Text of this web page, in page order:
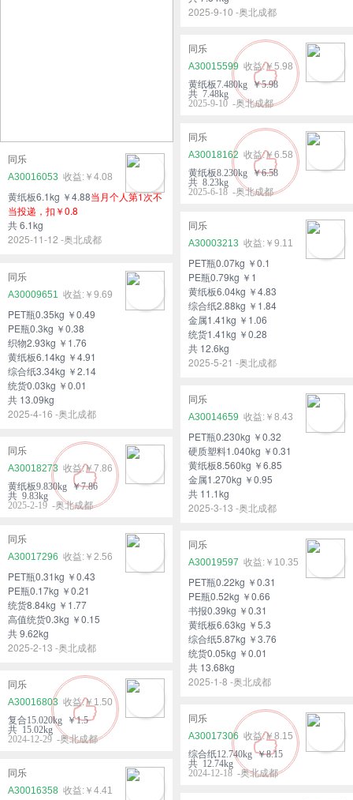
同乐
A30016053
￥4.08
黄纸板6.1kg ￥4.88当月个人第1次不
当投递，扣￥0.8
共 6.1kg
2025-11-12 -奥北成都
2025-9-10 -奥北成都
同乐
A30015599
￥5.98
黄纸板7.480kg ￥5.98
共 7.48kg
2025-9-10 -奥北成都
同乐
A30018162
￥6.58
黄纸板8.230kg ￥6.58
共 8.23kg
2025-6-18 -奥北成都
同乐
A30003213
￥9.11
PET瓶0.07kg ￥0.1
PE瓶0.79kg ￥1
黄纸板6.04kg ￥4.83
综合纸2.88kg ￥1.84
金属1.41kg ￥1.06
统货1.41kg ￥0.28
共 12.6kg
2025-5-21 -奥北成都
同乐
A30009651
￥9.69
PET瓶0.35kg ￥0.49
PE瓶0.3kg ￥0.38
织物2.93kg ￥1.76
黄纸板6.14kg ￥4.91
综合纸3.34kg ￥2.14
统货0.03kg ￥0.01
共 13.09kg
2025-4-16 -奥北成都
同乐
A30014659
￥8.43
PET瓶0.230kg ￥0.32
硬质塑料1.040kg ￥0.31
黄纸板8.560kg ￥6.85
金属1.270kg ￥0.95
共 11.1kg
2025-3-13 -奥北成都
同乐
A30018273
￥7.86
黄纸板9.830kg ￥7.86
共 9.83kg
2025-2-19 -奥北成都
同乐
A30017296
￥2.56
PET瓶0.31kg ￥0.43
PE瓶0.17kg ￥0.21
统货8.84kg ￥1.77
高值统货0.3kg ￥0.15
共 9.62kg
2025-2-13 -奥北成都
同乐
A30019597
￥10.35
PET瓶0.22kg ￥0.31
PE瓶0.52kg ￥0.66
书报0.39kg ￥0.31
黄纸板6.63kg ￥5.3
综合纸5.87kg ￥3.76
统货0.05kg ￥0.01
共 13.68kg
2025-1-8 -奥北成都
同乐
A30016803
￥1.50
复合15.020kg ￥1.5
共 15.02kg
2024-12-29 -奥北成都
同乐
A30017306
￥8.15
综合纸12.740kg ￥8.15
共 12.74kg
2024-12-18 -奥北成都
同乐
A30016358
￥4.41